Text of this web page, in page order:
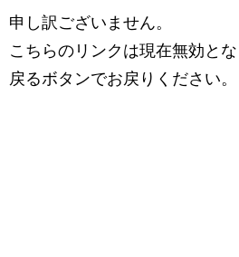
申し訳ございません。
こちらのリンクは現在無効とな
戻るボタンでお戻りください。